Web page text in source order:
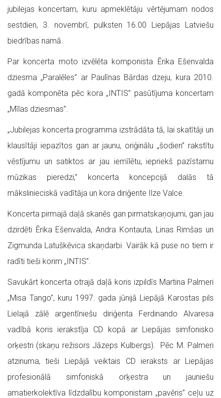
jubilejas koncertam, kuru apmeklētāju vērtējumam nodos
sestdien, 3. novembrī, pulksten 16.00 Liepājas Latviešu
biedrības namā.
Par koncerta moto izvēlēta komponista Ērika Ešenvalda
dziesma „Paralēles” ar Paulīnas Bārdas dzeju, kura 2010.
gadā komponēta pēc kora „INTIS” pasūtījuma koncertam
„Mīlas dziesmas”.
„Jubilejas koncerta programma izstrādāta tā, lai skatītāji un
klausītāji iepazītos gan ar jaunu, oriģinālu „šodien” rakstītu
vēstījumu un satiktos ar jau iemīlētu, iepriekš pazīstamu
mūzikas pieredzi,” koncerta koncepcijā dalās tā
mākslinieciskā vadītāja un kora diriģente Ilze Valce.
Koncerta pirmajā daļā skanēs gan pirmatskaņojumi, gan jau
dzirdēti Ērika Ešenvalda, Andra Kontauta, Linas Rimšas un
Zigmunda Latuškēvica skaņdarbi. Vairāk kā puse no tiem ir
radīti tieši korim „INTIS”.
Savukārt koncerta otrajā daļā koris izpildīs Martina Palmeri
„Misa Tango”, kuru 1997. gada jūnijā Liepājā Karostas pils
Lielajā zālē argentīniešu diriģenta Ferdinando Alvaresa
vadībā koris ierakstīja CD kopā ar Liepājas simfonisko
orķestri (skaņu režisors Jāzeps Kulbergs). Pēc M. Palmeri
atzinuma, tieši Liepājā veiktais CD ieraksts ar Liepājas
profesionālā simfoniskā orķestra un jauniešu
amatierkolektīva līdzdalību komponistam „pavēris” ceļu uz